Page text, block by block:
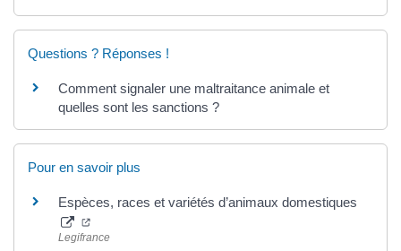
Questions ? Réponses !
Comment signaler une maltraitance animale et
quelles sont les sanctions ?
Pour en savoir plus
Espèces, races et variétés d’animaux domestiques
Legifrance